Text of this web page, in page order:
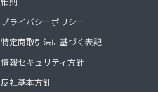
プライバシーポリシー
特定商取引法に基づく表記
情報セキュリティ方針
反社基本方針